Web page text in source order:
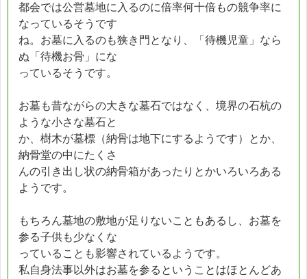
都会では公営墓地に入るのに倍率何十倍もの競争率に
なっているそうです
ね。お墓に入るのも狭き門となり、「待機児童」なら
ぬ「待機お骨」にな
っているそうです。
お墓も昔ながらの大きな墓石ではなく、境界の石杭の
ような小さな墓石と
か、樹木が墓標（納骨は地下にするようです）とか、
納骨堂の中にたくさ
んの引き出し状の納骨箱があったりとかいろいろある
ようです。
もちろん墓地の敷地が足りないこともあるし、お墓を
参る子供も少なくな
っていることも影響されているようです。
私自身法事以外はお墓を参るということはほとんどあ